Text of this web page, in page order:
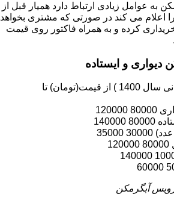
به عوامل زیادی ارتباط دارد همیار قبل از
را اعلام می کند در صورتی که مشتری بخواهد
کرده و به همراه فاکتور روی قیمت
دیواری و ایستاده
عنوان( به روز رسانی سال 1400 ) از قیمت(تومان) تا
35000
آبگرمکن